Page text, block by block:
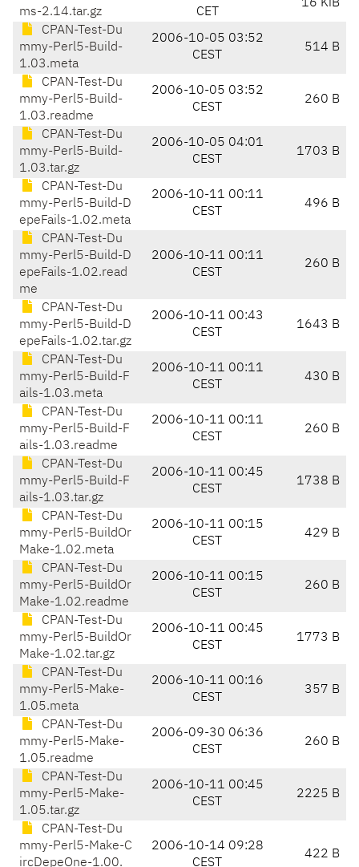
ms-2.14.tar.gz
CET
16 KiB
CPAN-Test-Du
mmy-Perl5-Build-
1.03.meta
2006-10-05 03:52
CEST
514 B
CPAN-Test-Du
mmy-Perl5-Build-
1.03.readme
2006-10-05 03:52
CEST
260 B
CPAN-Test-Du
mmy-Perl5-Build-
1.03.tar.gz
2006-10-05 04:01
CEST
1703 B
CPAN-Test-Du
mmy-Perl5-Build-D
epeFails-1.02.meta
2006-10-11 00:11
CEST
496 B
CPAN-Test-Du
mmy-Perl5-Build-D
epeFails-1.02.read
me
2006-10-11 00:11
CEST
260 B
CPAN-Test-Du
mmy-Perl5-Build-D
epeFails-1.02.tar.gz
2006-10-11 00:43
CEST
1643 B
CPAN-Test-Du
mmy-Perl5-Build-F
ails-1.03.meta
2006-10-11 00:11
CEST
430 B
CPAN-Test-Du
mmy-Perl5-Build-F
ails-1.03.readme
2006-10-11 00:11
CEST
260 B
CPAN-Test-Du
mmy-Perl5-Build-F
ails-1.03.tar.gz
2006-10-11 00:45
CEST
1738 B
CPAN-Test-Du
mmy-Perl5-BuildOr
Make-1.02.meta
2006-10-11 00:15
CEST
429 B
CPAN-Test-Du
mmy-Perl5-BuildOr
Make-1.02.readme
2006-10-11 00:15
CEST
260 B
CPAN-Test-Du
mmy-Perl5-BuildOr
Make-1.02.tar.gz
2006-10-11 00:45
CEST
1773 B
CPAN-Test-Du
mmy-Perl5-Make-
1.05.meta
2006-10-11 00:16
CEST
357 B
CPAN-Test-Du
mmy-Perl5-Make-
1.05.readme
2006-09-30 06:36
CEST
260 B
CPAN-Test-Du
mmy-Perl5-Make-
1.05.tar.gz
2006-10-11 00:45
CEST
2225 B
CPAN-Test-Du
mmy-Perl5-Make-C
ircDepeOne-1.00.
2006-10-14 09:28
CEST
422 B